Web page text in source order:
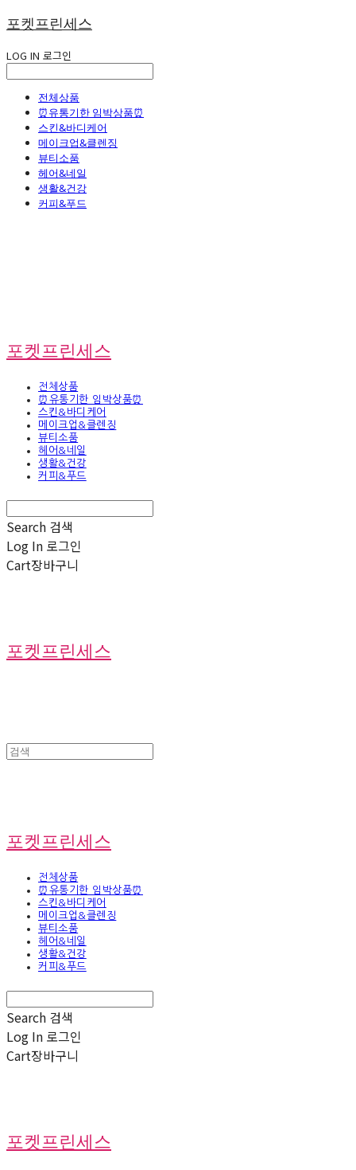
포켓프린세스
LOG IN 로그인
전체상품
⏰유통기한 임박상품⏰
스킨&바디케어
메이크업&클렌징
뷰티소품
헤어&네일
생활&건강
커피&푸드
포켓프린세스
전체상품
⏰유통기한 임박상품⏰
스킨&바디케어
메이크업&클렌징
뷰티소품
헤어&네일
생활&건강
커피&푸드
Search 검색
Log In 로그인
Cart장바구니
포켓프린세스
포켓프린세스
전체상품
⏰유통기한 임박상품⏰
스킨&바디케어
메이크업&클렌징
뷰티소품
헤어&네일
생활&건강
커피&푸드
Search 검색
Log In 로그인
Cart장바구니
포켓프린세스